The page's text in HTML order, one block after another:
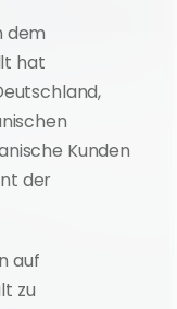
dem
hat
Kunden
der
auf
zu